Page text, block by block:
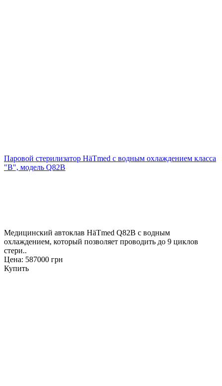
Паровой стерилизатор HäTmed с водным охлаждением класса
"В", модель Q82B
Медицинский автоклав HäTmed Q82B с водным
охлаждением, который позволяет проводить до 9 циклов
стери..
Цена: 587000 грн
Купить